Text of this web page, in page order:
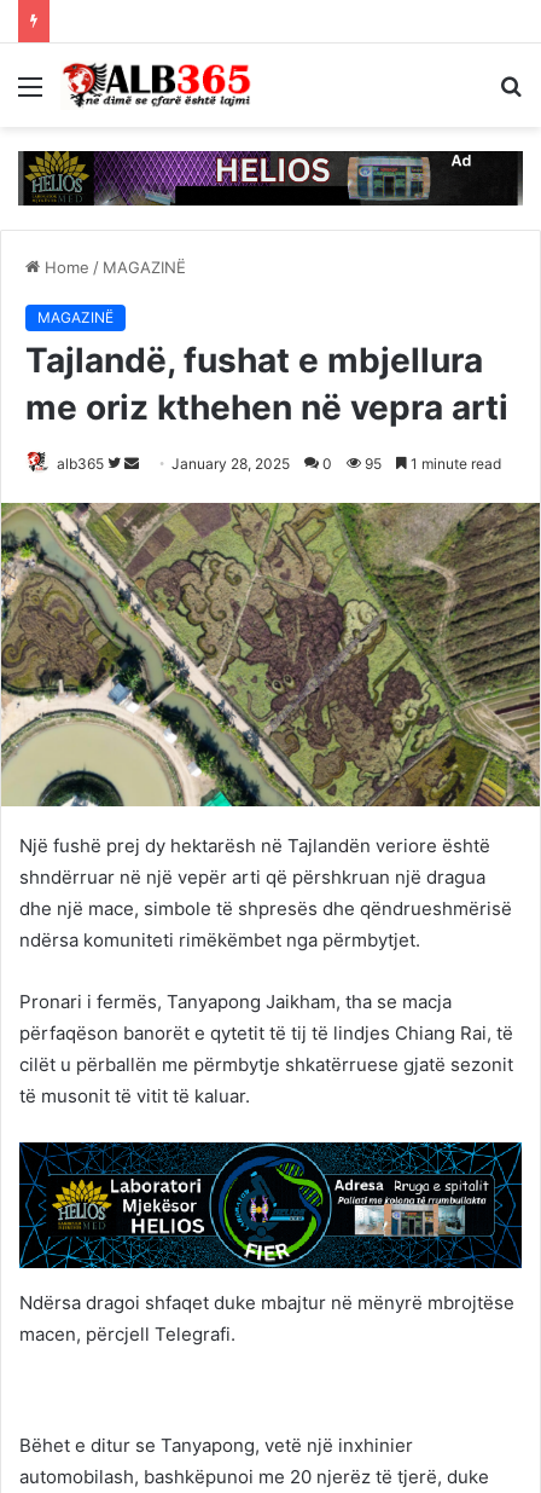
Menu
Home / MAGAZINË
MAGAZINË
Tajlandë, fushat e mbjellura
me oriz kthehen në vepra arti
alb365
Follow
Twitter
Send
email
January 28, 2025 0 95 1 minute read
Një fushë prej dy hektarësh në Tajlandën veriore është
shndërruar në një vepër arti që përshkruan një dragua
dhe një mace, simbole të shpresës dhe qëndrueshmërisë
ndërsa komuniteti rimëkëmbet nga përmbytjet.
Pronari i fermës, Tanyapong Jaikham, tha se macja
përfaqëson banorët e qytetit të tij të lindjes Chiang Rai, të
cilët u përballën me përmbytje shkatërruese gjatë sezonit
të musonit të vitit të kaluar.
Ndërsa dragoi shfaqet duke mbajtur në mënyrë mbrojtëse
macen, përcjell Telegrafi.
Bëhet e ditur se Tanyapong, vetë një inxhinier
automobilash, bashkëpunoi me 20 njerëz të tjerë, duke